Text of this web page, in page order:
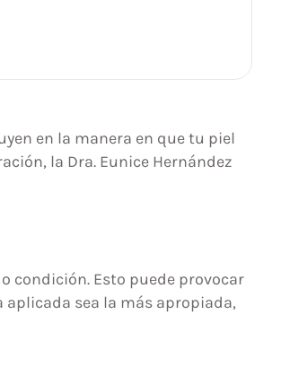
en la manera en que tu piel
la Dra. Eunice Hernández
condición. Esto puede provocar
sea la más apropiada,